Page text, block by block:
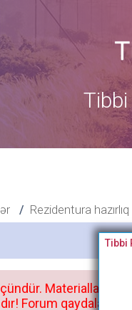
Tibbi
Rezidentura
Tibbi
Materialları
Forum qaydaları ilə